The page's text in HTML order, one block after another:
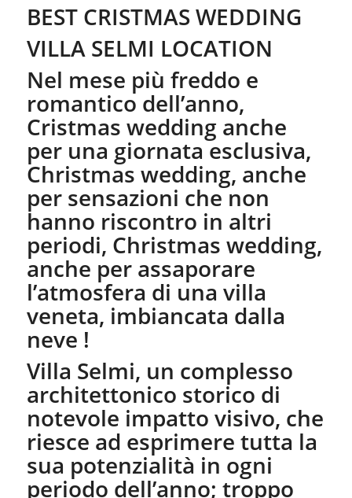
BEST CRISTMAS WEDDING
VILLA SELMI LOCATION
Nel mese più freddo e
romantico dell’anno,
Cristmas wedding anche
per una giornata esclusiva,
Christmas wedding, anche
per sensazioni che non
hanno riscontro in altri
periodi, Christmas wedding,
anche per assaporare
l’atmosfera di una villa
veneta, imbiancata dalla
neve !
Villa Selmi, un complesso
architettonico storico di
notevole impatto visivo, che
riesce ad esprimere tutta la
sua potenzialità in ogni
periodo dell’anno; troppo